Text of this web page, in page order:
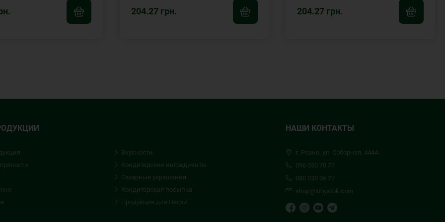
204.27 грн. 204.27 грн.
Вкусности
Кондитерские ингредиенты
Сахарные украшения
Кондитерская посыпка
Продукция для Пасхи
НАШИ КОНТАКТЫ
г. Ровно, ул. Соборная, 444А
096 030 70 77
080 030 06 27
shop@lubystok.com